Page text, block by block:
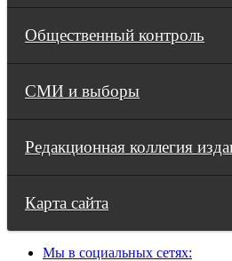
Общественный контроль
СМИ и выборы
Редакционная коллегия
Карта сайта
Мы в социальных сетях: